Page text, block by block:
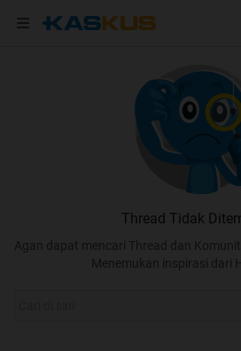
Thread Tidak
Agan dapat mencari Thread dan
Menemukan inspirasi dari